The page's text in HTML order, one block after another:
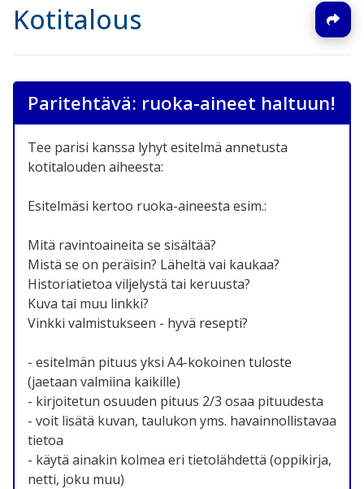
Kotitalous
Paritehtävä: ruoka-aineet haltuun!
Tee parisi kanssa lyhyt esitelmä annetusta
kotitalouden aiheesta:
Esitelmäsi kertoo ruoka-aineesta esim.:
Mitä ravintoaineita se sisältää?
Mistä se on peräisin? Läheltä vai kaukaa?
Historiatietoa viljelystä tai keruusta?
Kuva tai muu linkki?
Vinkki valmistukseen - hyvä resepti?
- esitelmän pituus yksi A4-kokoinen tuloste
(jaetaan valmiina kaikille)
- kirjoitetun osuuden pituus 2/3 osaa pituudesta
- voit lisätä kuvan, taulukon yms. havainnollistavaa
tietoa
- käytä ainakin kolmea eri tietolähdettä (oppikirja,
netti, joku muu)